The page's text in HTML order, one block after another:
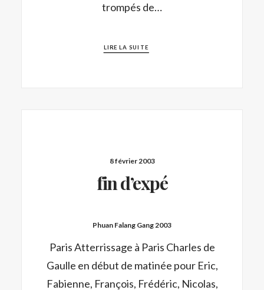
trompés de…
LIRE LA SUITE
8 février 2003
fin d’expé
Phuan Falang Gang 2003
Paris Atterrissage à Paris Charles de
Gaulle en début de matinée pour Eric,
Fabienne, François, Frédéric, Nicolas,